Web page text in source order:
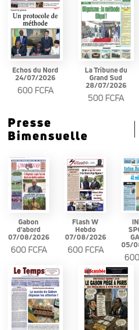
Echos du Nord
24/07/2026
600 FCFA
La Tribune du
Grand Sud
28/07/2026
500 FCFA
Presse
Bimensuelle
Gabon
d'abord
07/08/2026
600 FCFA
Flash W
Hebdo
07/08/2026
600 FCFA 05/